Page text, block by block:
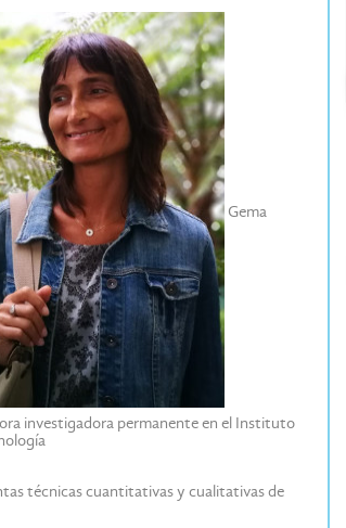
Gema
investigadora permanente en el Instituto
técnicas cuantitativas y cualitativas de